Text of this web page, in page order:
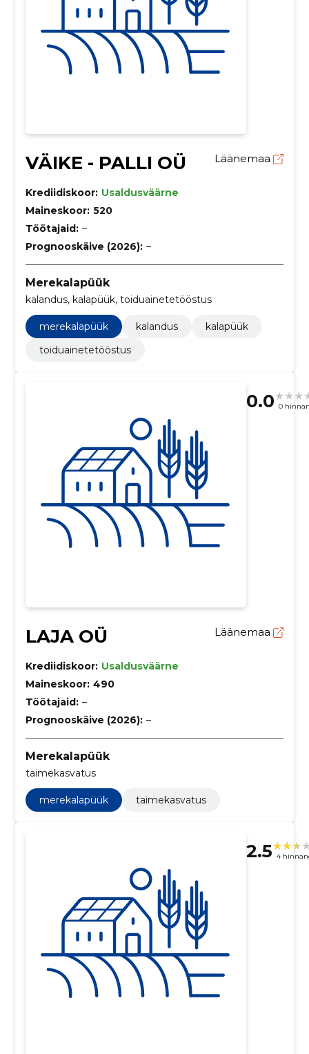
VÄIKE - PALLI OÜ Läänemaa
Krediidiskoor: Usaldusväärne
Maineskoor: 520
Töötajaid: –
Prognooskäive (2026): –
Merekalapüük
kalandus, kalapüük, toiduainetetööstus
merekalapüük kalandus
kalapüük
toiduainetetööstus
0.0 0
LAJA OÜ Läänemaa
Krediidiskoor: Usaldusväärne
Maineskoor: 490
Töötajaid: –
Prognooskäive (2026): –
Merekalapüük
taimekasvatus
merekalapüük taimekasvatus
2.5 4